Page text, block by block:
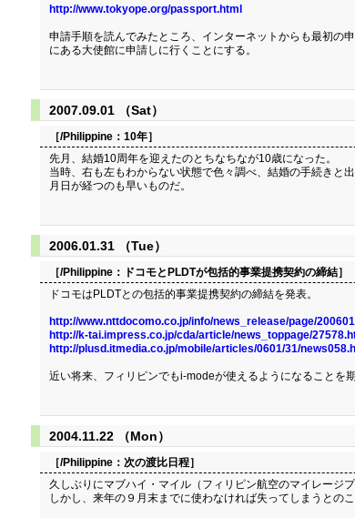
http://www.tokyope.org/passport.html
申請手順を読んでみたところ、インターネットからも最初の
にある大使館に申請しに行くことにする。
2007.09.01 （Sat）
［/Philippine： 10年］
先月、結婚10周年を迎えたのとちなちなが10歳になった。
当時、右も左もわからない状態で色々調べ、結婚の手続きと
月日が経つのも早いものだ。
2006.01.31 （Tue）
［/Philippine： ドコモとPLDTが包括的事業提携契約の締結］
ドコモはPLDTとの包括的事業提携契約の締結を発表。
http://www.nttdocomo.co.jp/info/news_release/page/
http://k-tai.impress.co.jp/cda/article/news_toppage/
http://plusd.itmedia.co.jp/mobile/articles/0601/31/
近い将来、フィリピンでもi-modeが使えるようになることを期
2004.11.22 （Mon）
［/Philippine： 次の渡比日程］
久しぶりにマブハイ・マイル（フィリピン航空のマイレージ
しかし、来年の９月末までに使わなければ失ってしまうとのこ